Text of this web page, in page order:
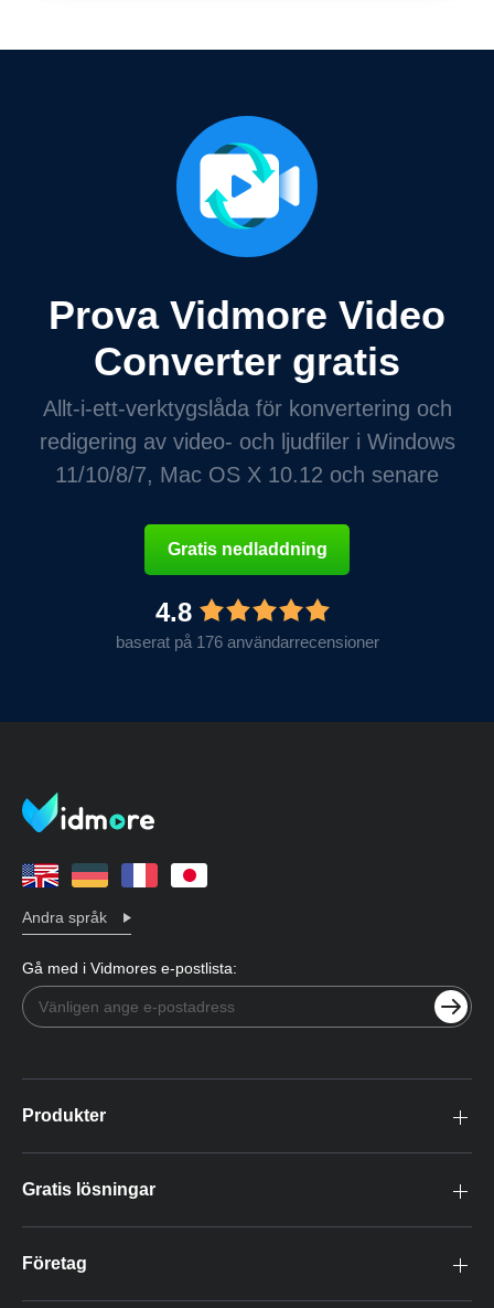
Prova Vidmore Video
Converter gratis
Allt-i-ett-verktygslåda för konvertering och
redigering av video- och ljudfiler i Windows
11/10/8/7, Mac OS X 10.12 och senare
Gratis nedladdning
4.8
baserat på 176 användarrecensioner
Andra språk
Gå med i Vidmores e-postlista:
Produkter
Gratis lösningar
Företag